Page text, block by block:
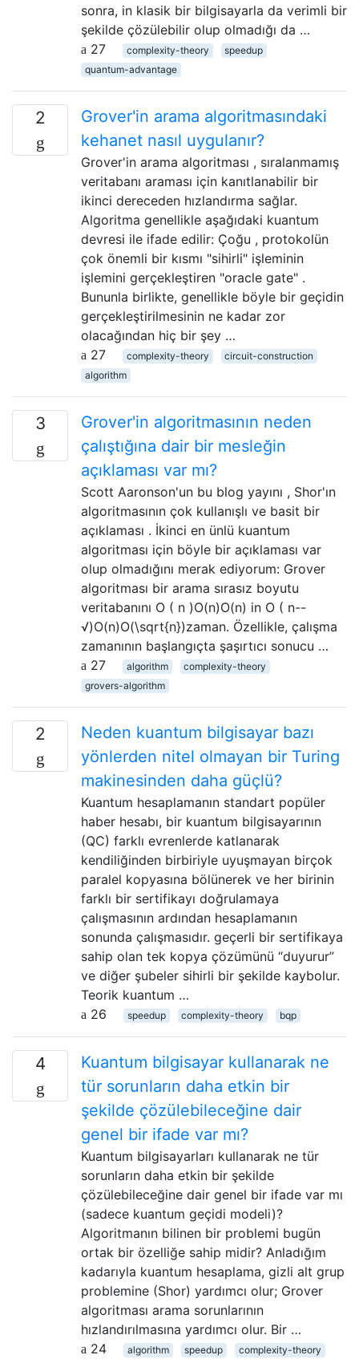
sonra, in klasik bir bilgisayarla da verimli bir
şekilde çözülebilir olup olmadığı da …
27
complexity-theory
speedup
quantum-advantage
2
Grover'in arama algoritmasındaki
kehanet nasıl uygulanır?
Grover'in arama algoritması , sıralanmamış
veritabanı araması için kanıtlanabilir bir
ikinci dereceden hızlandırma sağlar.
Algoritma genellikle aşağıdaki kuantum
devresi ile ifade edilir: Çoğu , protokolün
çok önemli bir kısmı "sihirli" işleminin
işlemini gerçekleştiren "oracle gate" .
Bununla birlikte, genellikle böyle bir geçidin
gerçekleştirilmesinin ne kadar zor
olacağından hiç bir şey …
27
complexity-theory
circuit-construction
algorithm
3
Grover'in algoritmasının neden
çalıştığına dair bir mesleğin
açıklaması var mı?
Scott Aaronson'un bu blog yayını , Shor'ın
algoritmasının çok kullanışlı ve basit bir
açıklaması . İkinci en ünlü kuantum
algoritması için böyle bir açıklaması var
olup olmadığını merak ediyorum: Grover
algoritması bir arama sırasız boyutu
veritabanını O ( n )O(n)O(n) in O ( n--
√)O(n)O(\sqrt{n})zaman. Özellikle, çalışma
zamanının başlangıçta şaşırtıcı sonucu …
27
algorithm
complexity-theory
grovers-algorithm
2
Neden kuantum bilgisayar bazı
yönlerden nitel olmayan bir Turing
makinesinden daha güçlü?
Kuantum hesaplamanın standart popüler
haber hesabı, bir kuantum bilgisayarının
(QC) farklı evrenlerde katlanarak
kendiliğinden birbiriyle uyuşmayan birçok
paralel kopyasına bölünerek ve her birinin
farklı bir sertifikayı doğrulamaya
çalışmasının ardından hesaplamanın
sonunda çalışmasıdır. geçerli bir sertifikaya
sahip olan tek kopya çözümünü “duyurur”
ve diğer şubeler sihirli bir şekilde kaybolur.
Teorik kuantum …
26
speedup complexity-theory bqp
4
Kuantum bilgisayar kullanarak ne
tür sorunların daha etkin bir
şekilde çözülebileceğine dair
genel bir ifade var mı?
Kuantum bilgisayarları kullanarak ne tür
sorunların daha etkin bir şekilde
çözülebileceğine dair genel bir ifade var mı
(sadece kuantum geçidi modeli)?
Algoritmanın bilinen bir problemi bugün
ortak bir özelliğe sahip midir? Anladığım
kadarıyla kuantum hesaplama, gizli alt grup
problemine (Shor) yardımcı olur; Grover
algoritması arama sorunlarının
hızlandırılmasına yardımcı olur. Bir …
24
algorithm speedup complexity-theory